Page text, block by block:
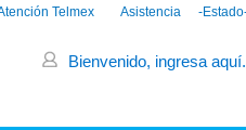
Asistencia
Telmex
Bienvenido, ingresa aquí.